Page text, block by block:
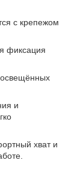
с крепежом
фиксация
и
хват и